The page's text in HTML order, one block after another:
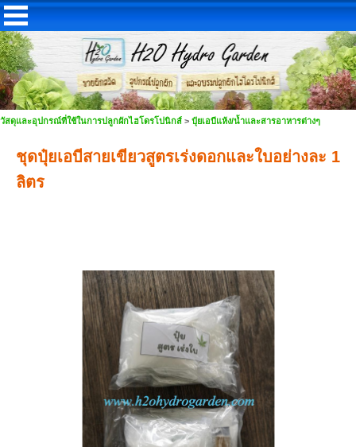
วัสดุและอุปกรณ์ที่ใช้ในการปลูกผักไฮโดรโปนิกส์ > ปุ๋ยเอบีแห้ง/น้ำและสารอาหารต่างๆ
ชุดปุ๋ยเอบีสายเขียวสูตรเร่งดอกและใบอย่างละ 1
ลิตร